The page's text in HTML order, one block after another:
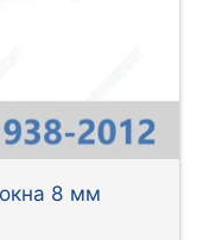
8 мм